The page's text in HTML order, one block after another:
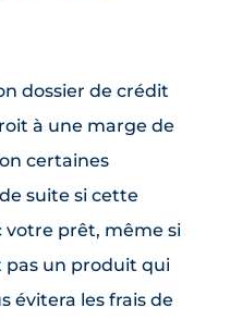
dossier de crédit
à une marge de
certaines
suite si cette
votre prêt, même si
pas un produit qui
évitera les frais de